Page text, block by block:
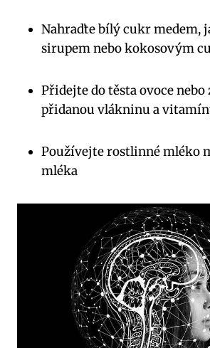
Nahraďte bílý cukr medem,
sirupem nebo kokosovým
Přidejte do těsta ovoce
přidanou vlákninu a
Používejte rostlinné mléko
mléka